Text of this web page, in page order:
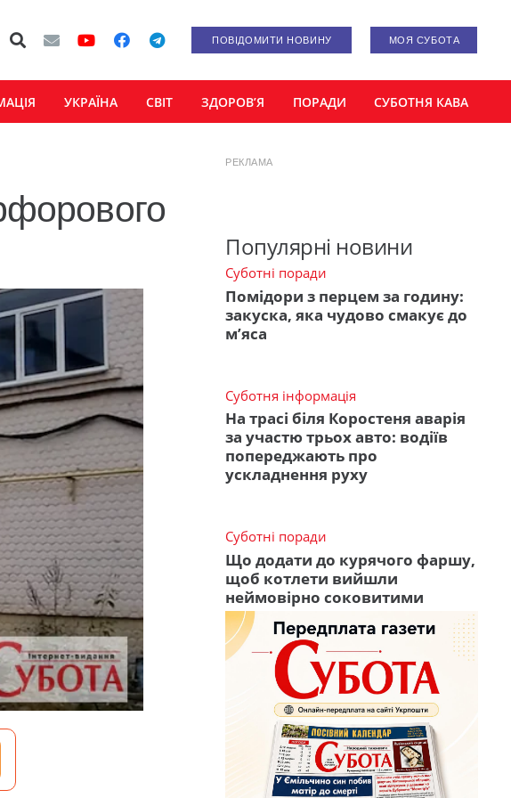
ПОВІДОМИТИ НОВИНУ МОЯ СУБОТА
УКРАЇНА СВІТ ЗДОРОВ’Я ПОРАДИ СУБОТНЯ КАВА
РЕКЛАМА
Популярні новини
Суботні поради
Помідори з перцем за годину:
закуска, яка чудово смакує до
м’яса
Суботня інформація
На трасі біля Коростеня аварія
за участю трьох авто: водіїв
попереджають про
ускладнення руху
Суботні поради
Що додати до курячого фаршу,
щоб котлети вийшли
неймовірно соковитими